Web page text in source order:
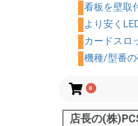
看板を壁取
より安く
カードスロ
機種/型番
0
店長の(株